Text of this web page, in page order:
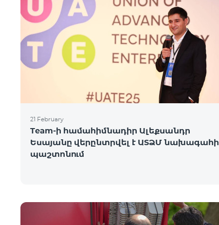
21 February
Team-ի համահիմնադիր Ալեքսանդր
Եսայանը վերընտրվել է ԱՏՁՄ նախագահի
պաշտոնում